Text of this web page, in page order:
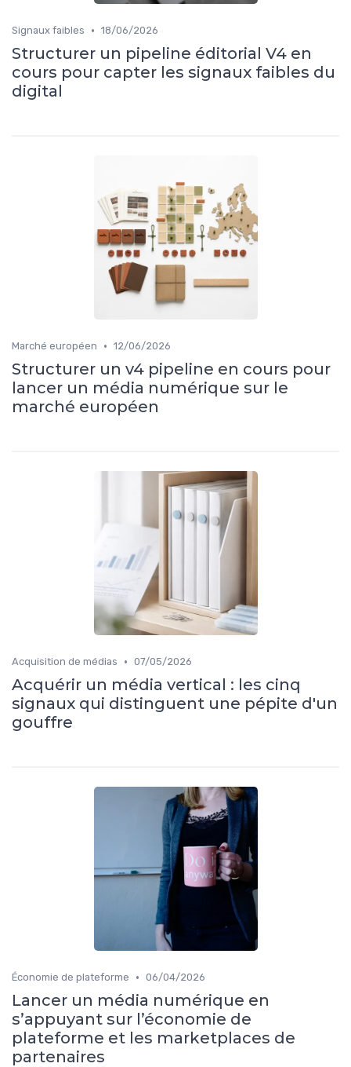
Signaux faibles • 18/06/2026
Structurer un pipeline éditorial V4 en
cours pour capter les signaux faibles du
digital
Marché européen • 12/06/2026
Structurer un v4 pipeline en cours pour
lancer un média numérique sur le
marché européen
Acquisition de médias • 07/05/2026
Acquérir un média vertical : les cinq
signaux qui distinguent une pépite d'un
gouffre
Économie de plateforme • 06/04/2026
Lancer un média numérique en
s’appuyant sur l’économie de
plateforme et les marketplaces de
partenaires